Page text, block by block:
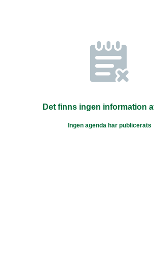
Det finns ingen information
Ingen agenda har publicerats